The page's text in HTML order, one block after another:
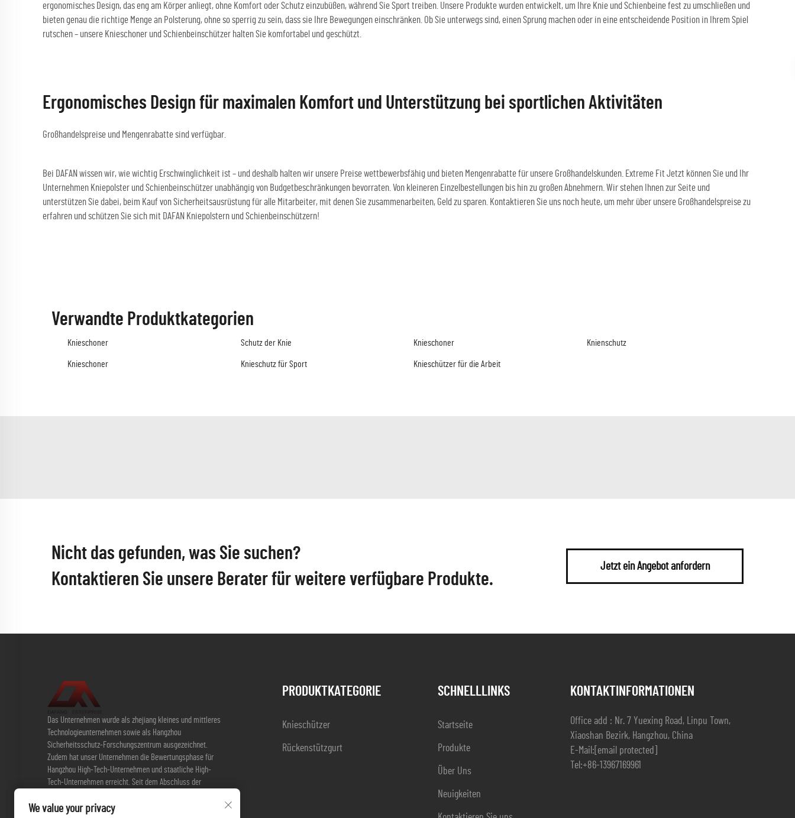
ergonomisches Design, das eng am Körper anliegt, ohne Komfort oder Schutz einzubüßen, während Sie Sport treiben. Unsere Produkte wurden entwickelt, um Ihre Knie und Schienbeine fest zu umschließen und
bieten genau die richtige Menge an Polsterung, ohne so sperrig zu sein, dass sie Ihre Bewegungen einschränken. Ob Sie unterwegs sind, einen Sprung machen oder in eine entscheidende Position in Ihrem Spiel
rutschen – unsere Knieschoner und Schienbeinschützer halten Sie komfortabel und geschützt.
Ergonomisches Design für maximalen Komfort und Unterstützung bei sportlichen Aktivitäten
Großhandelspreise und Mengenrabatte sind verfügbar.
Bei DAFAN wissen wir, wie wichtig Erschwinglichkeit ist – und deshalb halten wir unsere Preise wettbewerbsfähig und bieten Mengenrabatte für unsere Großhandelskunden. Extreme Fit Jetzt können Sie und Ihr
Unternehmen Kniepolster und Schienbeinschützer unabhängig von Budgetbeschränkungen bevorraten. Von kleineren Einzelbestellungen bis hin zu großen Abnehmern. Wir stehen Ihnen zur Seite und
unterstützen Sie dabei, beim Kauf von Sicherheitsausrüstung für alle Mitarbeiter, mit denen Sie zusammenarbeiten, Geld zu sparen. Kontaktieren Sie uns noch heute, um mehr über unsere Großhandelspreise zu
erfahren und schützen Sie sich mit DAFAN Kniepolstern und Schienbeinschützern!
Verwandte Produktkategorien
Knieschoner Schutz der Knie Knieschoner Knienschutz
Knieschoner Knieschutz für Sport Knieschützer für die Arbeit
Nicht das gefunden, was Sie suchen?
Kontaktieren Sie unsere Berater für weitere verfügbare Produkte.
Jetzt ein Angebot anfordern
Das Unternehmen wurde als zhejiang kleines und mittleres
Technologieunternehmen sowie als Hangzhou
Sicherheitsschutz-Forschungszentrum ausgezeichnet.
Zudem hat unser Unternehmen die Bewertungsphase für
Hangzhou High-Tech-Unternehmen und staatliche High-
Tech-Unternehmen erreicht. Seit dem Abschluss der
Universität im Jahr 2013, geht das Unternehmen aktiv
PRODUKTKATEGORIE
Knieschützer
Rückenstützgurt
SCHNELLLINKS
Startseite
Produkte
Über Uns
Neuigkeiten
KONTAKTINFORMATIONEN
Office add : Nr. 7 Yuexing Road, Linpu Town,
Xiaoshan Bezirk, Hangzhou, China
E-Mail: [email protected]
Tel:+86-13967169961
We value your privacy